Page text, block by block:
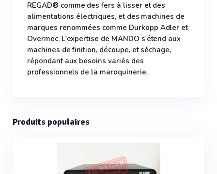
REGAD® comme des fers à lisser et des
alimentations électriques, et des machines de
marques renommées comme Durkopp Adler et
Overmec. L'expertise de MANDO s'étend aux
machines de finition, découpe, et séchage,
répondant aux besoins variés des
professionnels de la maroquinerie.
Produits populaires